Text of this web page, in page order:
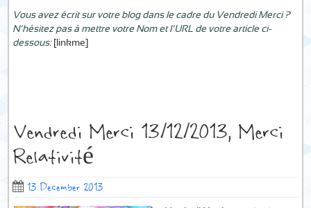
Vous avez écrit sur votre blog dans le cadre du Vendredi Merci ?
N’hésitez pas à mettre votre Nom et l’URL de votre article ci-
dessous:
[linkme]
Vendredi Merci 13/12/2013, Merci
Relativité
13 December 2013